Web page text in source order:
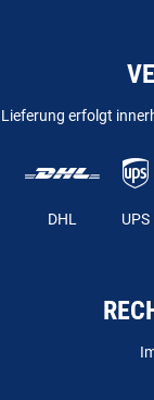
Lieferung erfolgt
DHL UPS